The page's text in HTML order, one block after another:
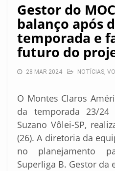
Gestor do
balanço após
temporada e
futuro do
28 MAR 2024 NOTÍCIAS,
O Montes Claros
da temporada 23/
Suzano Vôlei-SP,
(26). A diretoria da
no planejamento
Superliga B. Gestor da